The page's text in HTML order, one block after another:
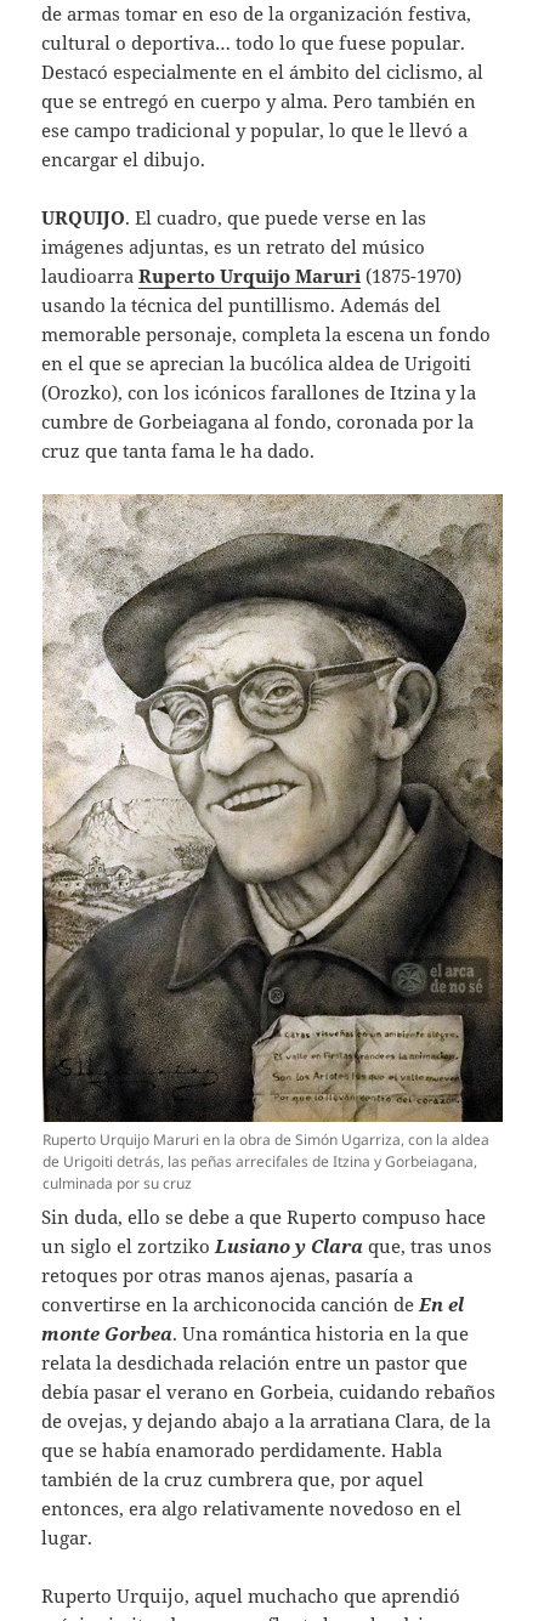
de armas tomar en eso de la organización festiva,
cultural o deportiva… todo lo que fuese popular.
Destacó especialmente en el ámbito del ciclismo, al
que se entregó en cuerpo y alma. Pero también en
ese campo tradicional y popular, lo que le llevó a
encargar el dibujo.
URQUIJO. El cuadro, que puede verse en las
imágenes adjuntas, es un retrato del músico
laudioarraRuperto Urquijo Maruri (1875-1970)
usando la técnica del puntillismo. Además del
memorable personaje, completa la escena un fondo
en el que se aprecian la bucólica aldea de Urigoiti
(Orozko), con los icónicos farallones de Itzina y la
cumbre de Gorbeiagana al fondo, coronada por la
cruz que tanta fama le ha dado.
Ruperto Urquijo Maruri en la obra de Simón Ugarriza, con la aldea
de Urigoiti detrás, las peñas arrecifales de Itzina y Gorbeiagana,
culminada por su cruz
Sin duda, ello se debe a que Ruperto compuso hace
un siglo el zortzikoLusiano y Clara que, tras unos
retoques por otras manos ajenas, pasaría a
convertirse en la archiconocida canción deEn el
monte Gorbea. Una romántica historia en la que
relata la desdichada relación entre un pastor que
debía pasar el verano en Gorbeia, cuidando rebaños
de ovejas, y dejando abajo a la arratiana Clara, de la
que se había enamorado perdidamente. Habla
también de la cruz cumbrera que, por aquel
entonces, era algo relativamente novedoso en el
lugar.
Ruperto Urquijo, aquel muchacho que aprendió